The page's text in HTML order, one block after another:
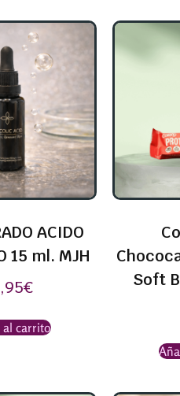
ACIDO
15 ml. MJH
€
carrito
Soft